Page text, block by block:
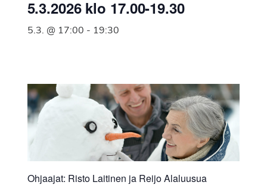
Suomen
jäsenjärjestö.
5.3.2026 klo 17.00-19.30
5.3. @ 17:00 - 19:30
Ohjaajat: Risto Laitinen ja Reijo Alaluusua